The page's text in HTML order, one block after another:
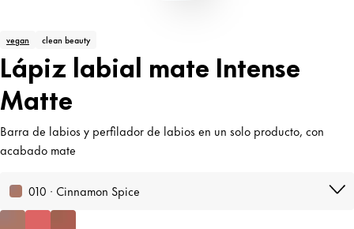
vegan clean beauty
Lápiz labial mate Intense
Matte
Barra de labios y perfilador de labios en un solo producto, con
acabado mate
010 · Cinnamon Spice